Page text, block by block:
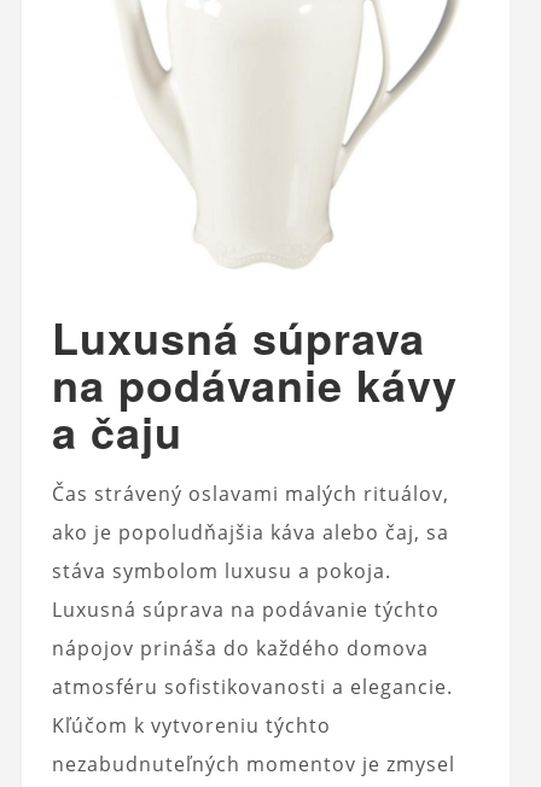
Luxusná súprava
na podávanie kávy
a čaju
Čas strávený oslavami malých rituálov,
ako je popoludňajšia káva alebo čaj, sa
stáva symbolom luxusu a pokoja.
Luxusná súprava na podávanie týchto
nápojov prináša do každého domova
atmosféru sofistikovanosti a elegancie.
Kľúčom k vytvoreniu týchto
nezabudnuteľných momentov je zmysel